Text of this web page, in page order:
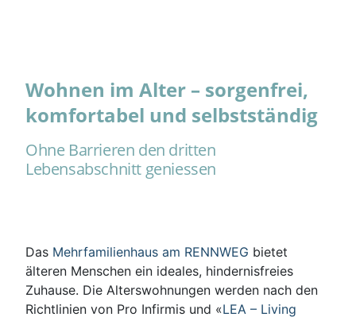
Wohnen im Alter – sorgenfrei,
komfortabel und selbstständig
Ohne Barrieren den dritten
Lebensabschnitt geniessen
Das Mehrfamilienhaus am RENNWEG bietet
älteren Menschen ein ideales, hindernisfreies
Zuhause. Die Alterswohnungen werden nach den
Richtlinien von Pro Infirmis und «LEA – Living